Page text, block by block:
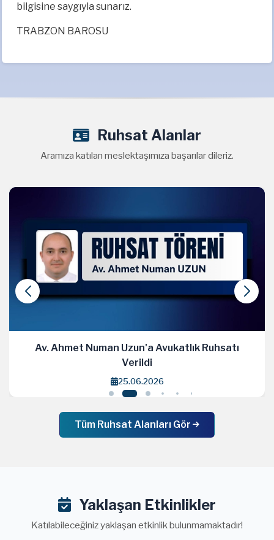
bilgisine saygıyla sunarız.
TRABZON BAROSU
Ruhsat Alanlar
Aramıza katılan meslektaşımıza başarılar dileriz.
Av. Ahmet Numan Uzun'a Avukatlık Ruhsatı
Verildi
25.06.2026
Tüm Ruhsat Alanları Gör
Yaklaşan Etkinlikler
Katılabileceğiniz yaklaşan etkinlik bulunmamaktadır!